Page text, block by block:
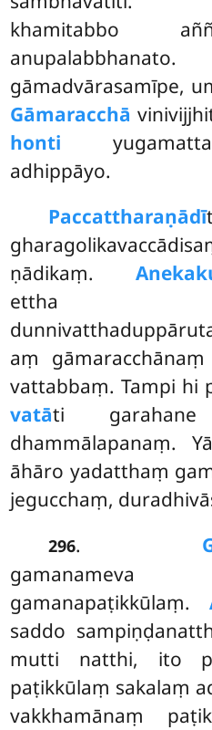
khamitabbo
gāmadvārasamīpe,
Gāmaracchā
honti
adhippāyo.
Paccattharaṇādī
ṇādikaṃ.
ettha
aṃ
vattabbaṃ. Tampi hi
vatāti
dhammālapanaṃ.
āhāro yadatthaṃ
jegucchaṃ,
296.
gamanapaṭikkūlaṃ.
saddo
mutti natthi, ito
paṭikkūlaṃ sakalaṃ
vakkhamānaṃ